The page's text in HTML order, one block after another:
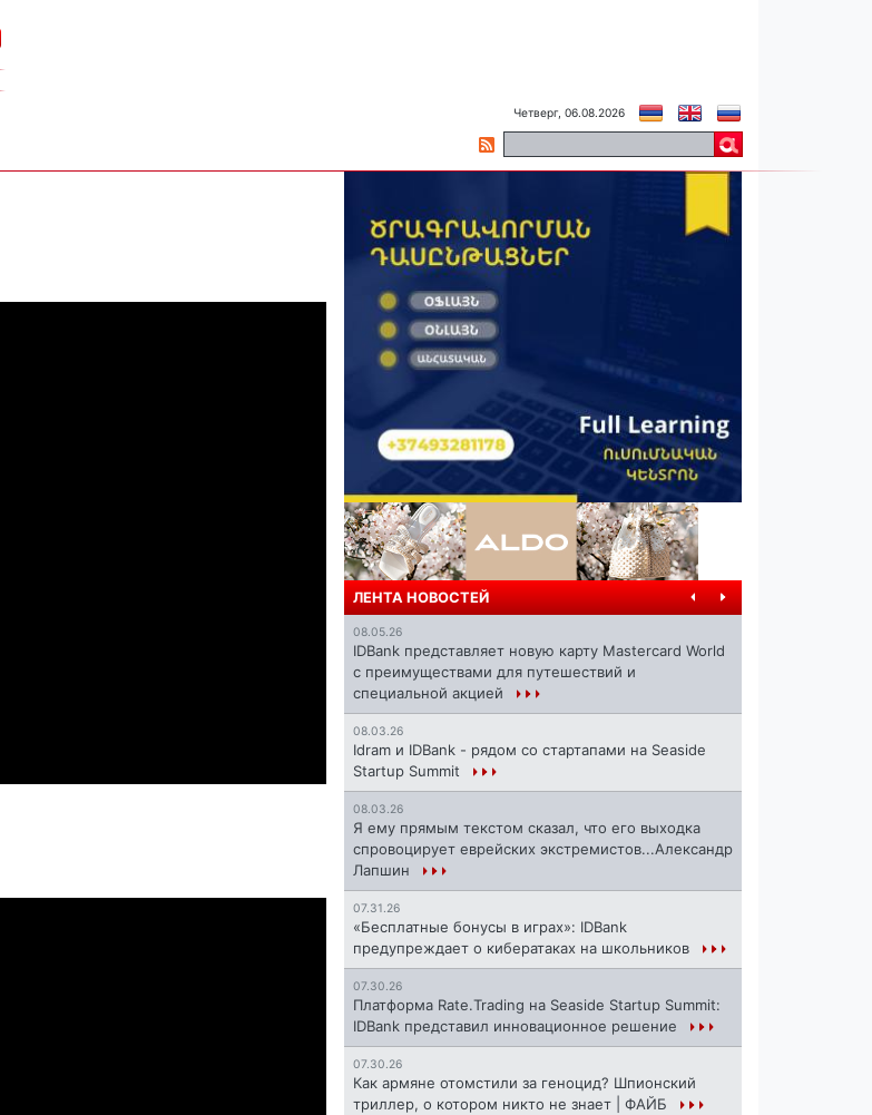
Четверг, 06.08.2026
ЛЕНТА НОВОСТЕЙ
08.05.26
IDBank представляет новую карту Mastercard World
с преимуществами для путешествий и
специальной акцией
08.03.26
Idram и IDBank - рядом со стартапами на Seaside
Startup Summit
08.03.26
Я ему прямым текстом сказал, что его выходка
спровоцирует еврейских экстремистов...Александр
Лапшин
07.31.26
«Бесплатные бонусы в играх»: IDBank
предупреждает о кибератаках на школьников
07.30.26
Платформа Rate.Trading на Seaside Startup Summit:
IDBank представил инновационное решение
07.30.26
Как армяне отомстили за геноцид? Шпионский
триллер, о котором никто не знает | ФАЙБ